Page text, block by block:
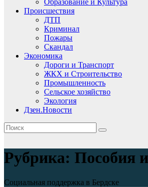
Образование и Культура
Происшествия
ДТП
Криминал
Пожары
Скандал
Экономика
Дороги и Транспорт
ЖКХ и Строительство
Промышленность
Сельское хозяйство
Экология
Дзен.Новости
Рубрика: Пособия
Социальная поддержка в Бердске